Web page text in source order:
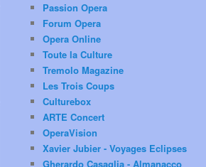
Passion Opera
Forum Opera
Opera Online
Toute la Culture
Tremolo Magazine
Les Trois Coups
Culturebox
ARTE Concert
OperaVision
Xavier Jubier - Voyages Eclipses
Gherardo Casaglia - Almanacco